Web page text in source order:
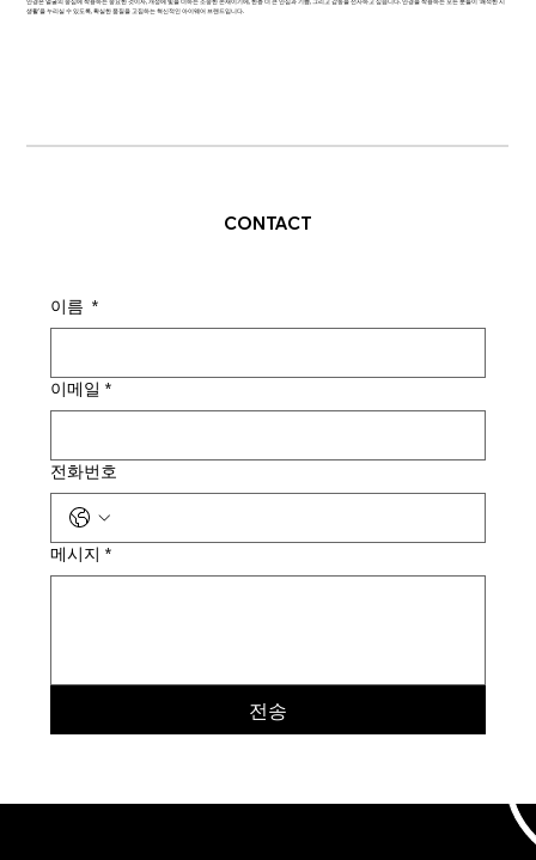
생활'을 누리실 수 있도록, 확실한 품질을 고집하는 혁신적인 아이웨어 브랜드입니다.
CONTACT
이름 *
이메일 *
전화번호
메시지 *
전송